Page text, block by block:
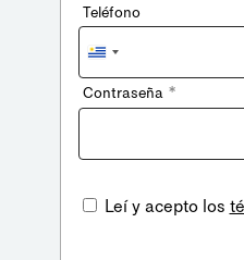
Teléfono
Uruguay
+598
Contraseña *
Leí y acepto los